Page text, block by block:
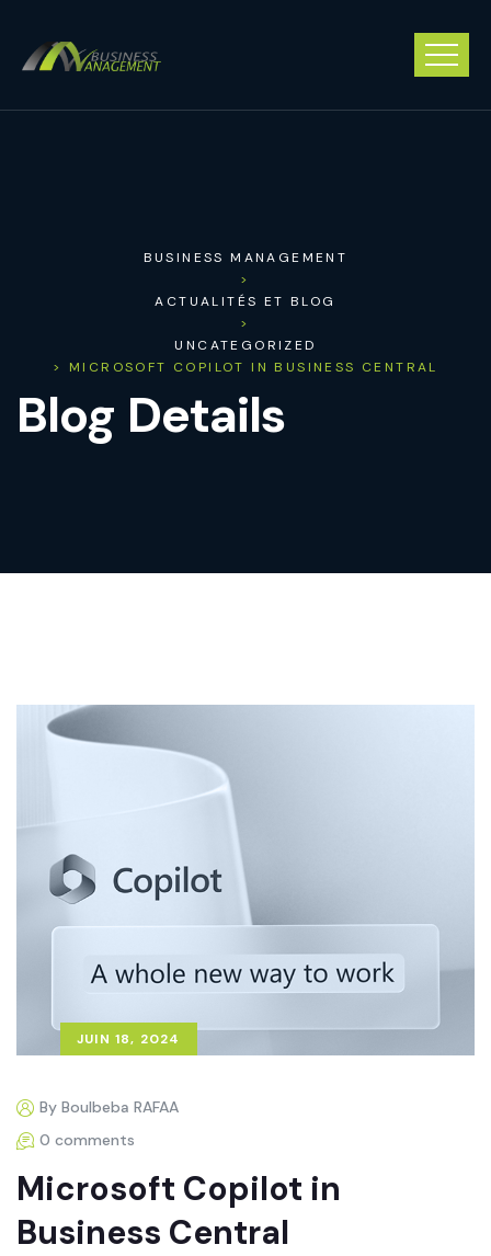
BUSINESS MANAGEMENT
>
ACTUALITÉS ET BLOG
>
UNCATEGORIZED
> MICROSOFT COPILOT IN BUSINESS CENTRAL
Blog Details
JUIN 18, 2024
By Boulbeba RAFAA
0 comments
Microsoft Copilot in
Business Central